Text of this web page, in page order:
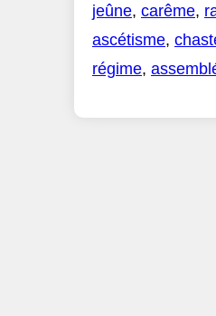
jeûne, carême,
ascétisme,
régime,